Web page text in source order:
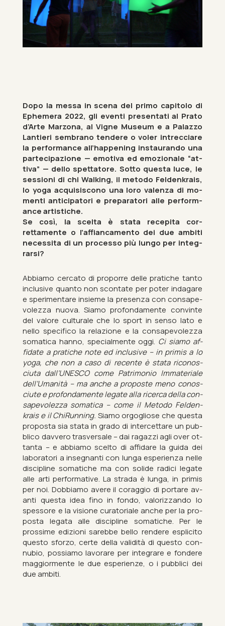
Dopo la messa in scena del primo cap­it­olo di
Eph­em­era 2022, gli eventi present­ati al Prato
d’Arte Mar­zona, al Vigne Mu­seum e a Palazzo
Lantieri sem­brano tendere o voler in­trec­ciare
la per­form­ance all’hap­pen­ing in­staur­ando una
parte­cipazione — emo­tiva ed emozionale “at­
tiva” — dello spettatore. Sotto questa luce, le
ses­sioni di chi Walk­ing, il met­odo Felden­krais,
lo yoga ac­quis­is­cono una loro valenza di mo­
menti an­ti­cip­atori e pre­par­atori alle per­form­
ance artistiche.
Se così, la scelta è stata re­cepita cor­
rettamente o l’af­fi­an­ca­mento dei due am­biti
ne­ces­sita di un pro­cesso più lungo per in­teg­
rarsi?
Ab­biamo cer­cato di pro­porre delle pratiche tanto
in­clus­ive quanto non scon­t­ate per poter in­d­agare
e sper­i­ment­are in­sieme la presenza con con­s­ape­
vol­ezza nuova. Siamo pro­fon­da­mente con­vinte
del valore cul­turale che lo sport in senso lato e
nello spe­cifico la relazione e la con­s­ape­vol­ezza
so­mat­ica hanno, spe­cial­mente oggi. Ci siamo af­
fid­ate a pratiche note ed in­clus­ive – in primis a lo
yoga, che non a caso di re­cente è stata ricon­os­
ciuta dall’UN­ESCO come Pat­ri­mo­nio Im­ma­ter­iale
dell’Umanità – ma anche a pro­poste meno con­os­
ciute e pro­fon­da­mente leg­ate alla ricerca della con­
s­ape­vol­ezza so­mat­ica – come il Met­odo Felden­
krais e il ChiRun­ning. Siamo or­gogli­ose che questa
pro­posta sia stata in grado di in­ter­cettare un pub­
blico dav­vero tras­ver­s­ale – dai ragazzi agli over ot­
tanta – e ab­biamo scelto di af­fid­are la guida dei
labor­atori a in­seg­nanti con lunga es­per­i­enza nelle
dis­cip­line so­matiche ma con solide radici leg­ate
alle arti per­form­at­ive. La strada è lunga, in primis
per noi. Dob­biamo avere il cor­ag­gio di portare av­
anti questa idea fino in fondo, val­orizzando lo
spess­ore e la vis­ione cur­at­oriale anche per la pro­
posta legata alle dis­cip­line so­matiche. Per le
prossime ed­iz­ioni sarebbe bello rendere espli­cito
questo sforzo, certe della validità di questo con­
nu­bio, pos­siamo la­vor­are per in­teg­rare e fondere
mag­gior­mente le due es­per­i­enze, o i pub­blici dei
due am­biti.